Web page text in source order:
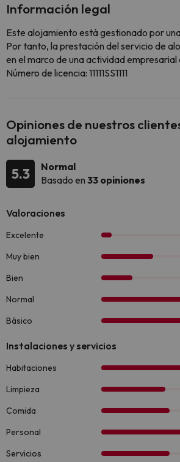
Información legal
Este alojamiento está gestionado por
Por tanto, la prestación del servicio de
en el marco de una actividad empresarial
Número de licencia: 11111SS1111
Opiniones de nuestros
alojamiento
5.3
Normal
Basado en 33 opiniones